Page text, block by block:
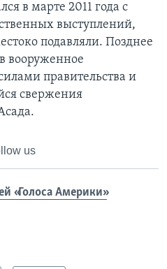
в марте 2011 года с
выступлений,
подавляли. Позднее
вооруженное
правительства и
свержения
us
«Голоса Америки»